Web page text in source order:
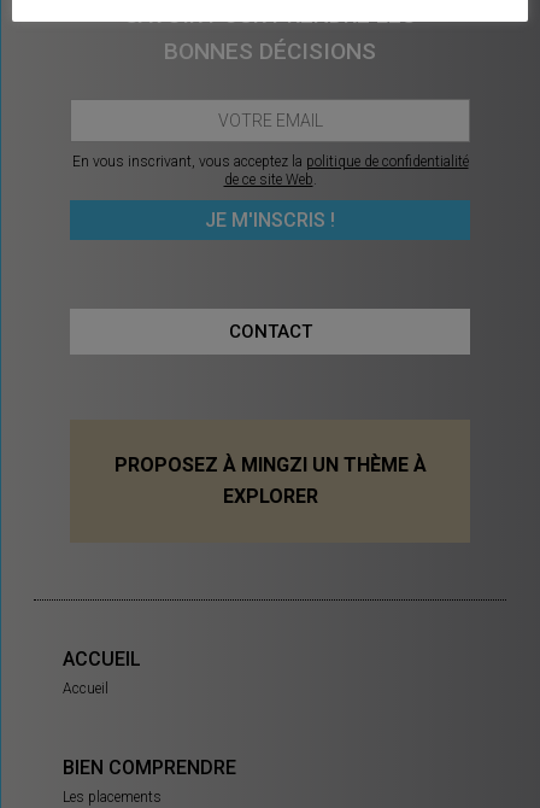
SAVOIR POUR PRENDRE LES
BONNES DÉCISIONS
En vous inscrivant, vous acceptez la politique de confidentialité
de ce site Web.
CONTACT
PROPOSEZ À MINGZI UN THÈME À
EXPLORER
ACCUEIL
Accueil
BIEN COMPRENDRE
Les placements